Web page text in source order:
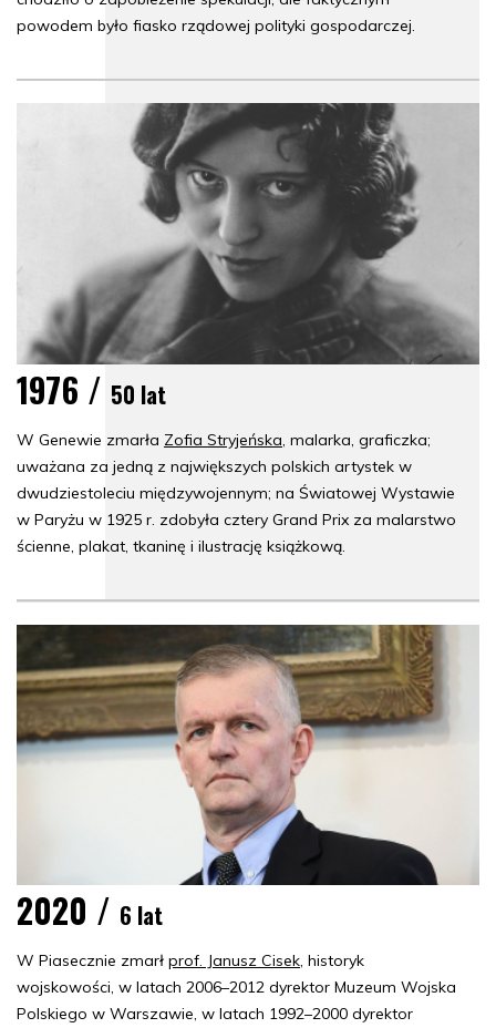
powodem było fiasko rządowej polityki gospodarczej.
1976 / 50 lat
W Genewie zmarła Zofia Stryjeńska , malarka, graficzka;
uważana za jedną z największych polskich artystek w
dwudziestoleciu międzywojennym; na Światowej Wystawie
w Paryżu w 1925 r. zdobyła cztery Grand Prix za malarstwo
ścienne, plakat, tkaninę i ilustrację książkową.
2020 / 6 lat
W Piasecznie zmarł prof. Janusz Cisek, historyk
wojskowości, w latach 2006–2012 dyrektor Muzeum Wojska
Polskiego w Warszawie, w latach 1992–2000 dyrektor